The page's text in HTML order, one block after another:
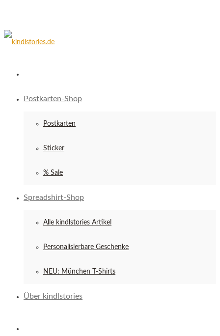
Postkarten-Shop
Postkarten
Sticker
% Sale
Spreadshirt-Shop
Alle kindlstories Artikel
Personalisierbare Geschenke
NEU: München T-Shirts
Über kindlstories